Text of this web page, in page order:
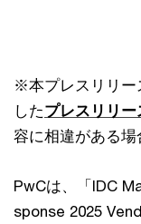
※本プレスリリー
したプレスリリー
容に相違がある場
PwCは、「IDC
sponse 2025